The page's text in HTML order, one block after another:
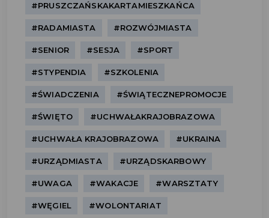
#PRUSZCZAŃSKAKARTAMIESZKAŃCA
#RADAMIASTA #ROZWÓJMIASTA
#SENIOR #SESJA #SPORT
#STYPENDIA #SZKOLENIA
#ŚWIADCZENIA #ŚWIĄTECZNEPROMOCJE
#ŚWIĘTO #UCHWAŁAKRAJOBRAZOWA
#UCHWAŁA KRAJOBRAZOWA #UKRAINA
#URZĄDMIASTA #URZĄDSKARBOWY
#UWAGA #WAKACJE #WARSZTATY
#WĘGIEL #WOLONTARIAT